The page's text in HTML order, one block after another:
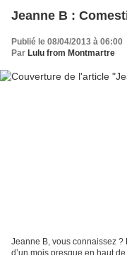
Jeanne B :
Publié le 08/04/2013 à 06:00
Par Lulu from Montmartre
Jeanne B, vous connaissez ?
d’un mois presque en haut